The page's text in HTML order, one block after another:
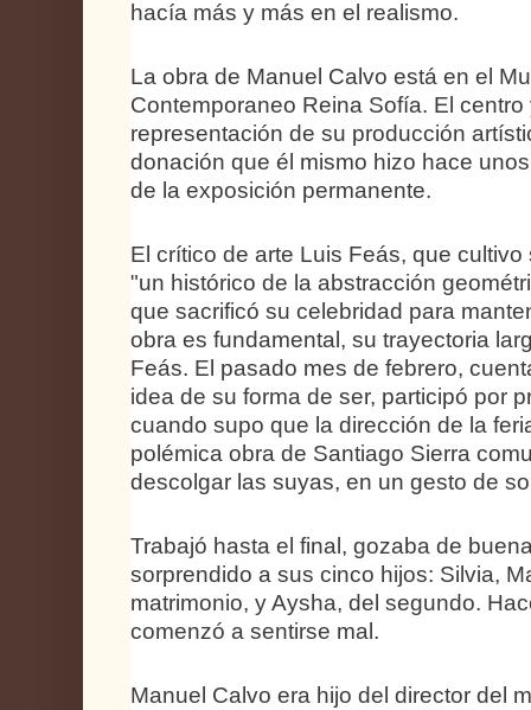
hacía más y más en el realismo.
La obra de Manuel Calvo está en el
Contemporaneo Reina Sofía. El
representación de su producción
donación que él mismo hizo hace
de la exposición permanente.
El crítico de arte Luis Feás, que
"un histórico de la abstracción
que sacrificó su celebridad para
obra es fundamental, su trayectoria
Feás. El pasado mes de febrero,
idea de su forma de ser, participó por
cuando supo que la dirección de la
polémica obra de Santiago Sierra
descolgar las suyas, en un gesto de
Trabajó hasta el final, gozaba de
sorprendido a sus cinco hijos: Silvia,
matrimonio, y Aysha, del segundo.
comenzó a sentirse mal.
Manuel Calvo era hijo del director del